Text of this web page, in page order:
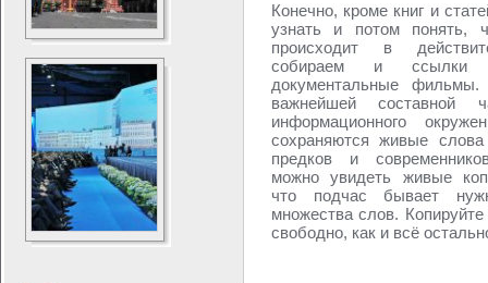
Конечно, кроме книг и
узнать и потом понять,
происходит в
собираем и ссылки
документальные
важнейшей составной
информационного
сохраняются живые
предков и
можно увидеть живые
что подчас бывает
множества слов.
свободно, как и всё